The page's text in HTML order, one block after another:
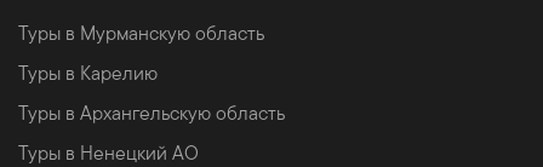
Туры в Мурманскую область
Туры в Карелию
Туры в Архангельскую область
Туры в Ненецкий АО